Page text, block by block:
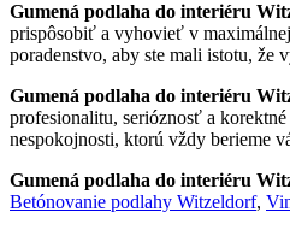
Gumená podlaha do interiéru
prispôsobiť a vyhovieť v
poradenstvo, aby ste mali istotu, že
Gumená podlaha do interiéru
profesionalitu, serióznosť a
nespokojnosti, ktorú vždy berieme
Gumená podlaha do interiéru
Betónovanie podlahy Witzeldorf,